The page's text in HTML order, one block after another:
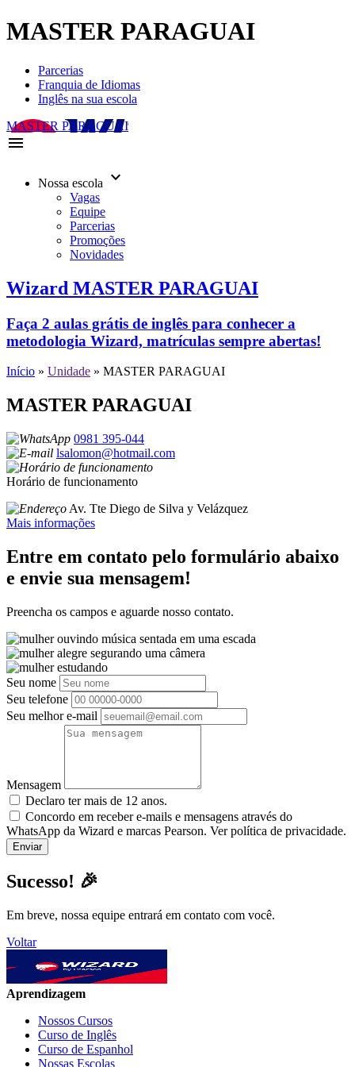
MASTER PARAGUAI
Parcerias
Franquia de Idiomas
Inglês na sua escola
MASTER PARAGUAI
menu
Nossa escola keyboard_arrow_down
Vagas
Equipe
Parcerias
Promoções
Novidades
Wizard MASTER PARAGUAI
Faça 2 aulas grátis de inglês para conhecer a
metodologia Wizard, matrículas sempre abertas!
Início » Unidade » MASTER PARAGUAI
MASTER PARAGUAI
0981 395-044
lsalomon@hotmail.com
Horário de funcionamento
Av. Tte Diego de Silva y Velázquez
Mais informações
Entre em contato pelo formulário abaixo
e envie sua mensagem!
Preencha os campos e aguarde nosso contato.
Seu nome
Seu telefone
Seu melhor e-mail
Mensagem
Declaro ter mais de 12 anos.
Concordo em receber e-mails e mensagens através do
WhatsApp da Wizard e marcas Pearson. Ver política de privacidade.
Sucesso! 🎉
Em breve, nossa equipe entrará em contato com você.
Voltar
Aprendizagem
Nossos Cursos
Curso de Inglês
Curso de Espanhol
Nossas Escolas